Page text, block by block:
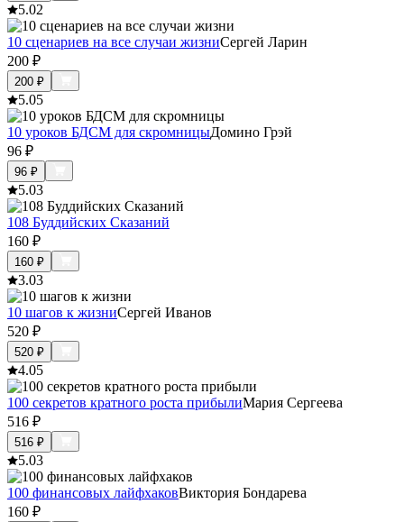
5.02
10 сценариев на все случаи жизниСергей Ларин
200 ₽
200 ₽
5.05
10 уроков БДСМ для скромницыДомино Грэй
96 ₽
96 ₽
5.03
108 Буддийских Сказаний
160 ₽
160 ₽
3.03
10 шагов к жизниСергей Иванов
520 ₽
520 ₽
4.05
100 секретов кратного роста прибылиМария Сергеева
516 ₽
516 ₽
5.03
100 финансовых лайфхаковВиктория Бондарева
160 ₽